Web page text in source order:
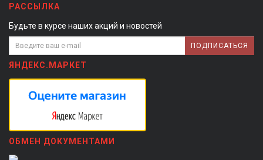
РАССЫЛКА
Будьте в курсе наших акций и новостей
ПОДПИСАТЬСЯ
ЯНДЕКС.МАРКЕТ
ОБМЕН ДОКУМЕНТАМИ